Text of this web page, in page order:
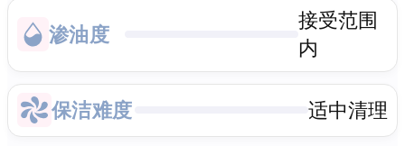
渗油度
接受范围
内
保洁难度 适中清理